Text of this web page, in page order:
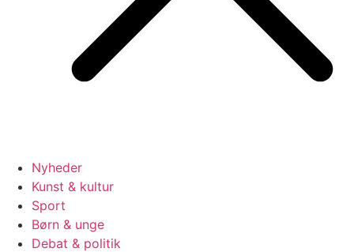
Nyheder
Kunst & kultur
Sport
Børn & unge
Debat & politik